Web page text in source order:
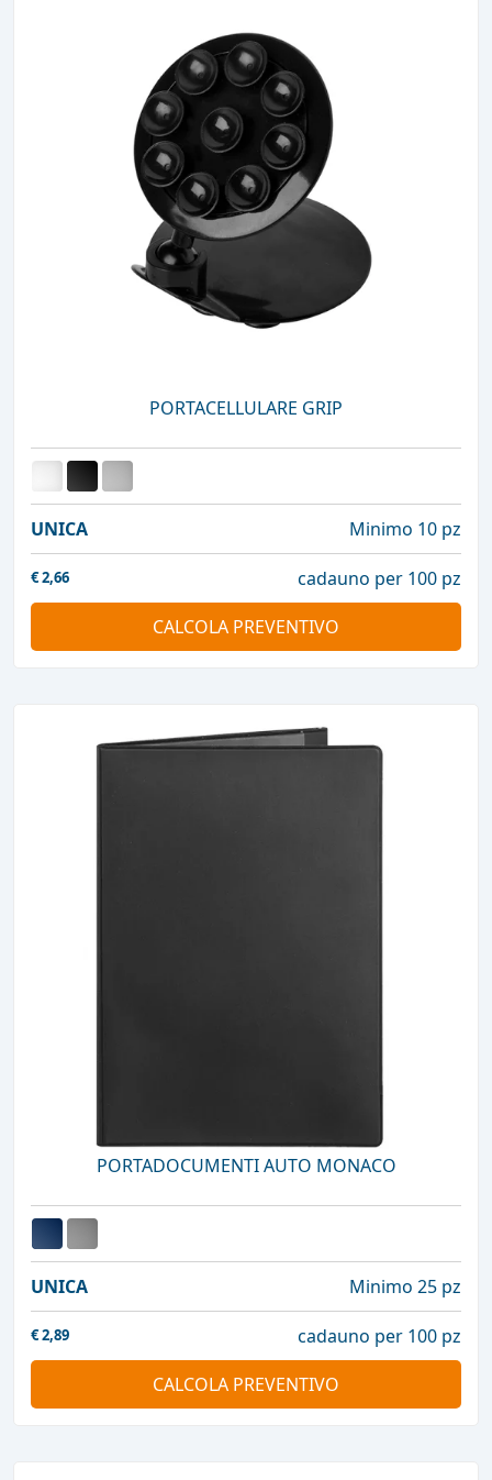
PORTACELLULARE GRIP
UNICA Minimo 10 pz
€2,66
cadauno per 100 pz
CALCOLA PREVENTIVO
PORTADOCUMENTI AUTO MONACO
UNICA Minimo 25 pz
€2,89
cadauno per 100 pz
CALCOLA PREVENTIVO